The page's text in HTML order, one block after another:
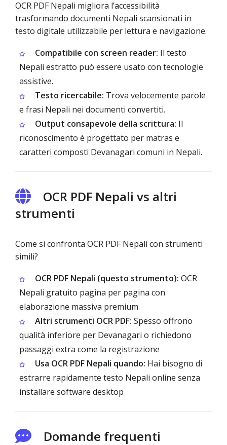
OCR PDF Nepali migliora l’accessibilità
trasformando documenti Nepali scansionati in
testo digitale utilizzabile per lettura e navigazione.
Compatibile con screen reader: Il testo
Nepali estratto può essere usato con tecnologie
assistive.
Testo ricercabile: Trova velocemente parole
e frasi Nepali nei documenti convertiti.
Output consapevole della scrittura: Il
riconoscimento è progettato per matras e
caratteri composti Devanagari comuni in Nepali.
OCR PDF Nepali vs altri
strumenti
Come si confronta OCR PDF Nepali con strumenti
simili?
OCR PDF Nepali (questo strumento): OCR
Nepali gratuito pagina per pagina con
elaborazione massiva premium
Altri strumenti OCR PDF: Spesso offrono
qualità inferiore per Devanagari o richiedono
passaggi extra come la registrazione
Usa OCR PDF Nepali quando: Hai bisogno di
estrarre rapidamente testo Nepali online senza
installare software desktop
Domande frequenti